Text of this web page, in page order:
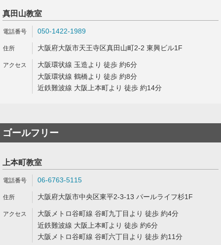
真田山教室
050-1422-1989
大阪府大阪市天王寺区真田山町2-2 東興ビル1F
大阪環状線 玉造より 徒歩 約6分
大阪環状線 鶴橋より 徒歩 約8分
近鉄難波線 大阪上本町より 徒歩 約14分
ゴールフリー
上本町教室
06-6763-5115
大阪府大阪市中央区東平2-3-13 パールライフ杉1F
大阪メトロ谷町線 谷町九丁目より 徒歩 約4分
近鉄難波線 大阪上本町より 徒歩 約6分
大阪メトロ谷町線 谷町六丁目より 徒歩 約11分